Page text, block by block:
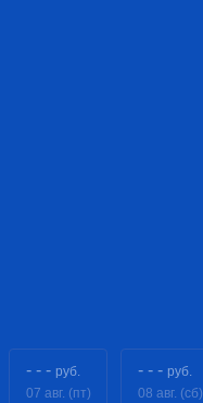
- - - руб.
07 авг. (пт)
- - - руб.
08 авг. (сб)